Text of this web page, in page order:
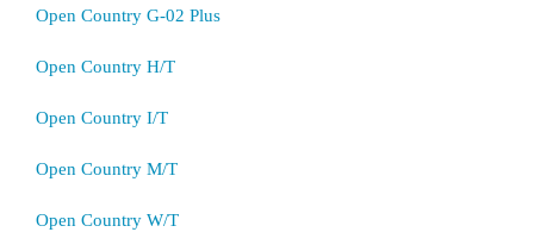
Open Country G-02 Plus
Open Country H/T
Open Country I/T
Open Country M/T
Open Country W/T